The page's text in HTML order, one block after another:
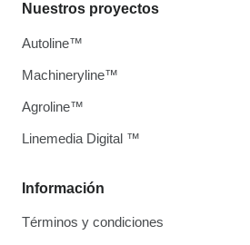
Información
Términos y condiciones
Nuestros proyectos
Autoline™
Machineryline™
Agroline™
Linemedia Digital ™